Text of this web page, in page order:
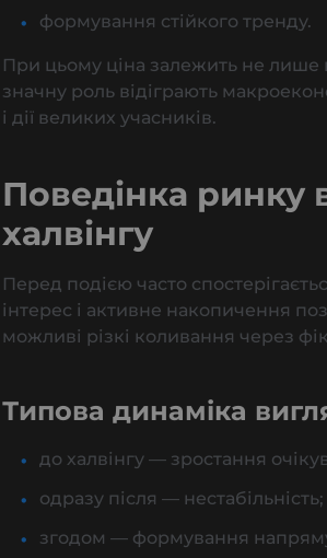
формування стійкого тренду.
При цьому ціна залежить не лише
значну роль відіграють
і дії великих учасників.
Поведінка ринку
халвінгу
Перед подією часто
інтерес і активне накопичення
можливі різкі коливання через
Типова динаміка
до халвінгу — зростання
одразу після — нестабільність;
згодом — формування